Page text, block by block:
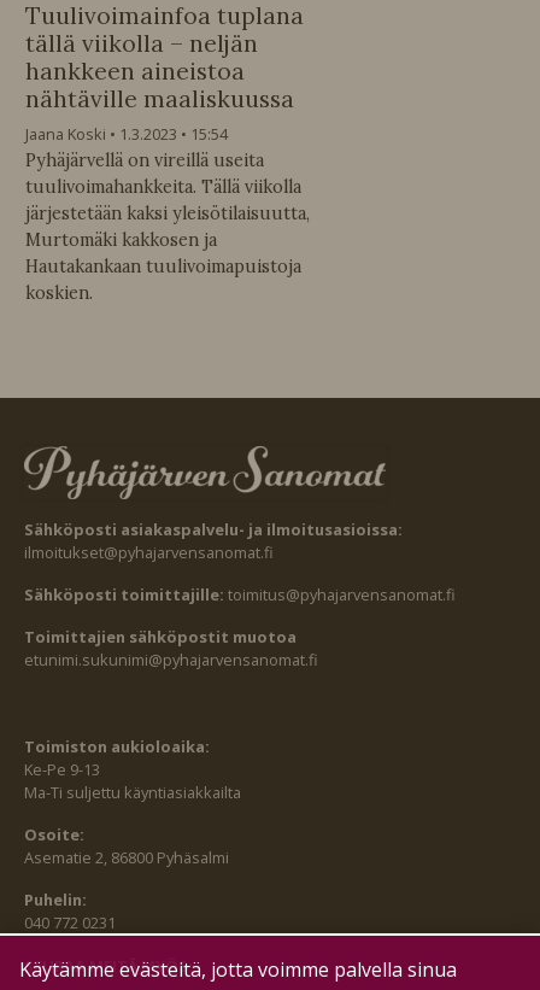
Tuulivoimainfoa tuplana
tällä viikolla – neljän
hankkeen aineistoa
nähtäville maaliskuussa
Jaana Koski 1.3.2023
15:54
Pyhäjärvellä on vireillä useita
tuulivoimahankkeita. Tällä viikolla
järjestetään kaksi yleisötilaisuutta,
Murtomäki kakkosen ja
Hautakankaan tuulivoimapuistoja
koskien.
Sähköposti asiakaspalvelu- ja ilmoitusasioissa:
ilmoitukset@pyhajarvensanomat.fi
Sähköposti toimittajille: toimitus@pyhajarvensanomat.fi
Toimittajien sähköpostit muotoa
etunimi.sukunimi@pyhajarvensanomat.fi
Toimiston aukioloaika:
Ke-Pe 9-13
Ma-Ti suljettu käyntiasiakkailta
Osoite:
Asematie 2, 86800 Pyhäsalmi
Puhelin:
040 772 0231
SEURAA MEITÄ MYÖS:
Käytämme evästeitä, jotta voimme palvella sinua